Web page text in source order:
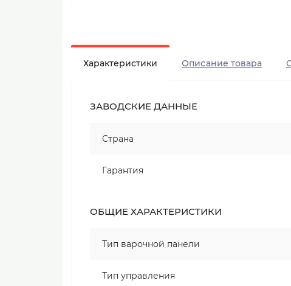
Характеристики Описание товара
ЗАВОДСКИЕ ДАННЫЕ
Страна
Гарантия
ОБЩИЕ ХАРАКТЕРИСТИКИ
Тип варочной панели
Тип управления